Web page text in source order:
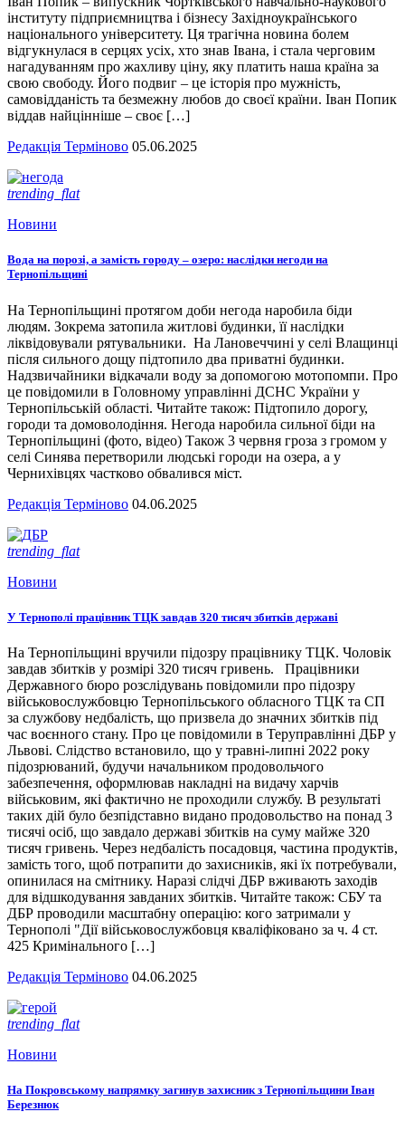
інституту підприємництва і бізнесу Західноукраїнського
національного університету. Ця трагічна новина болем
відгукнулася в серцях усіх, хто знав Івана, і стала черговим
нагадуванням про жахливу ціну, яку платить наша країна за
свою свободу. Його подвиг – це історія про мужність,
самовідданість та безмежну любов до своєї країни. Іван Попик
віддав найцінніше – своє […]
Редакція Терміново 05.06.2025
trending_flat
Новини
Вода на порозі, а замість городу – озеро: наслідки негоди на
Тернопільщині
На Тернопільщині протягом доби негода наробила біди
людям. Зокрема затопила житлові будинки, її наслідки
ліквідовували рятувальники. На Лановеччині у селі Влащинці
після сильного дощу підтопило два приватні будинки.
Надзвичайники відкачали воду за допомогою мотопомпи. Про
це повідомили в Головному управлінні ДСНС України у
Тернопільській області. Читайте також: Підтопило дорогу,
городи та домоволодіння. Негода наробила сильної біди на
Тернопільщині (фото, відео) Також 3 червня гроза з громом у
селі Синява перетворили людські городи на озера, а у
Чернихівцях частково обвалився міст.
Редакція Терміново 04.06.2025
trending_flat
Новини
У Тернополі працівник ТЦК завдав 320 тисяч збитків державі
На Тернопільщині вручили підозру працівнику ТЦК. Чоловік
завдав збитків у розмірі 320 тисяч гривень. Працівники
Державного бюро розслідувань повідомили про підозру
військовослужбовцю Тернопільського обласного ТЦК та СП
за службову недбалість, що призвела до значних збитків під
час воєнного стану. Про це повідомили в Теруправлінні ДБР у
Львові. Слідство встановило, що у травні-липні 2022 року
підозрюваний, будучи начальником продовольчого
забезпечення, оформлював накладні на видачу харчів
військовим, які фактично не проходили службу. В результаті
таких дій було безпідставно видано продовольство на понад 3
тисячі осіб, що завдало державі збитків на суму майже 320
тисяч гривень. Через недбалість посадовця, частина продуктів,
замість того, щоб потрапити до захисників, які їх потребували,
опинилася на смітнику. Наразі слідчі ДБР вживають заходів
для відшкодування завданих збитків. Читайте також: СБУ та
ДБР проводили масштабну операцію: кого затримали у
Тернополі "Дії військовослужбовця кваліфіковано за ч. 4 ст.
425 Кримінального […]
Редакція Терміново 04.06.2025
trending_flat
Новини
На Покровському напрямку загинув захисник з Тернопільщини Іван
Березнюк